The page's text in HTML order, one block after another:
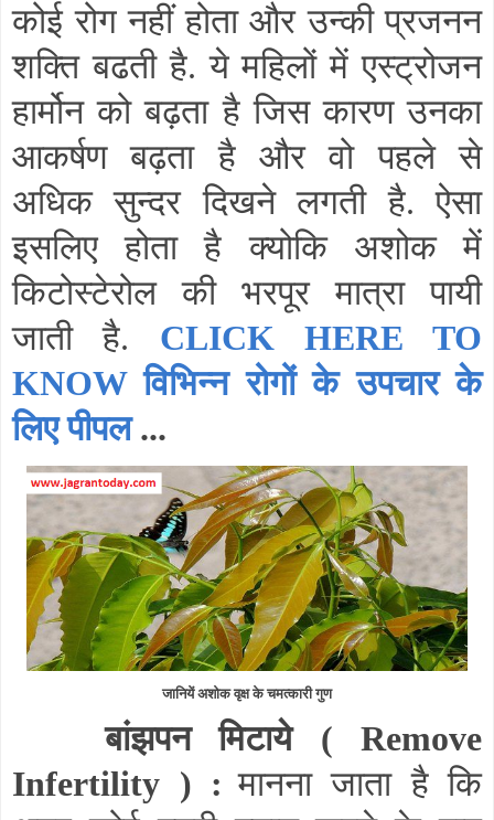
कोई रोग नहीं होता और उन्की प्रजनन
शक्ति बढती है. ये महिलों में एस्ट्रोजन
हार्मोन को बढ़ता है जिस कारण उनका
आकर्षण बढ़ता है और वो पहले से
अधिक सुन्दर दिखने लगती है. ऐसा
इसलिए होता है क्योकि अशोक में
किटोस्टेरोल की भरपूर मात्रा पायी
जाती है. CLICK HERE TO
KNOW विभिन्न रोगों के उपचार के
लिए पीपल...
जानियें अशोक वृक्ष के चमत्कारी गुण
बांझपन मिटाये (
Remove
Infertility ) : मानना जाता है कि